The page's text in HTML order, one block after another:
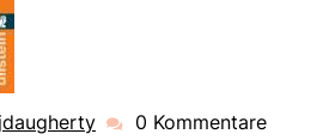
cjdaugherty
0 Kommentare